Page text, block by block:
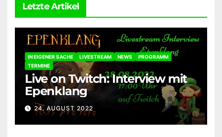
Letzte Artikel
IN EIGENER SACHE LIVESTREAM NEWS
PROGRAMM
TERMINE
Live on Twitch: Interview mit
Epenklang
24. AUGUST 2022